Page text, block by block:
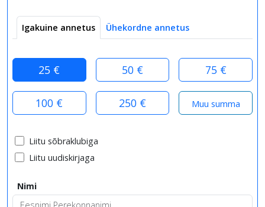
Igakuine annetus Ühekordne annetus
25 € 50 € 75 €
100 € 250 €
Liitu sõbraklubiga
Liitu uudiskirjaga
Nimi